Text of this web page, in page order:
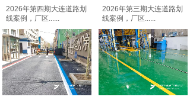
2026年第四期大连道路划
线案例，厂区
2026年第三期大连道路划
线案例，厂区